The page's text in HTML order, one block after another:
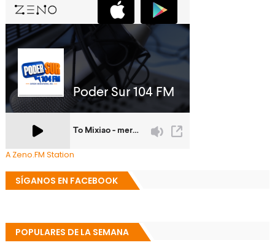
A Zeno.FM Station
SÍGANOS EN FACEBOOK
POPULARES DE LA SEMANA